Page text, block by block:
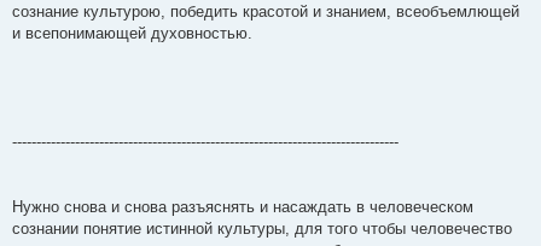
сознание культурою, победить красотой и знанием, всеобъемлющей
и всепонимающей духовностью.
--------------------------------------------------------------------------------
Нужно снова и снова разъяснять и насаждать в человеческом
сознании понятие истинной культуры, для того чтобы человечество